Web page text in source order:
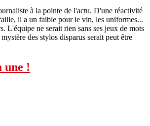
à la pointe de l'actu. D'une réactivité
il a un faible pour le vin, les uniformes...
L'équipe ne serait rien sans ses jeux de mots
des stylos disparus serait peut être
une !